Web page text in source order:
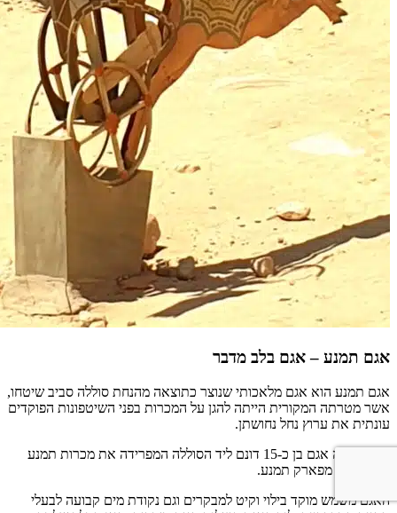
אגם תמנע – אגם בלב מדבר
אגם תמנע הוא אגם מלאכותי שנוצר כתוצאה מהנחת סוללה סביב שיטחו,
אשר מטרתה המקורית הייתה להגן על המכרות בפני השיטפונות הפוקדים
עונתית את ערוץ נחל נחושתן.
קק”ל יצרה אגם בן כ-15 דונם ליד הסוללה המפרידה את מכרות תמנע
המודרניים מפארק תמנע.
האגם משמש מוקד בילוי וקיט למבקרים וגם נקודת מים קבועה לבעלי